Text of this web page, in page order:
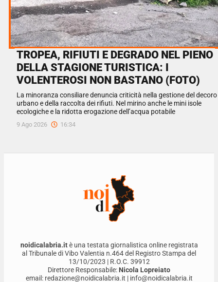
TROPEA, RIFIUTI E DEGRADO NEL PIENO
DELLA STAGIONE TURISTICA: I
VOLENTEROSI NON BASTANO (FOTO)
La minoranza consiliare denuncia criticità nella gestione del decoro
urbano e della raccolta dei rifiuti. Nel mirino anche le mini isole
ecologiche e la ridotta erogazione dell’acqua potabile
9 Ago 2026 16:34
noidicalabria.itè una testata giornalistica online registrata
al Tribunale di Vibo Valentia n.464 del Registro Stampa del
13/10/2023 | R.O.C. 39912
Direttore Responsabile: Nicola Lopreiato
email: redazione@noidicalabria.it | info@noidicalabria.it